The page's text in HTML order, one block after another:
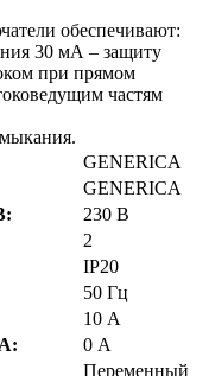
обеспечивают:
30 мА – защиту
при прямом
частям
GENERICA
GENERICA
230 В
2
IP20
50 Гц
10 А
0 А
Переменный